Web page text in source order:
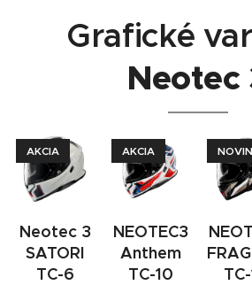
Grafické
Neotec
Neotec 3
SATORI
TC-6
AKCIA
NEOTEC3
Anthem
TC-10
AKCIA